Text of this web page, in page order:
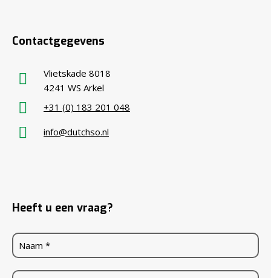
Contactgegevens
Vlietskade 8018
4241 WS Arkel
+31 (0) 183 201 048
info@dutchso.nl
Heeft u een vraag?